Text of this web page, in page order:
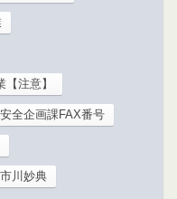
注意】
全企画課FAX番号
川妙典